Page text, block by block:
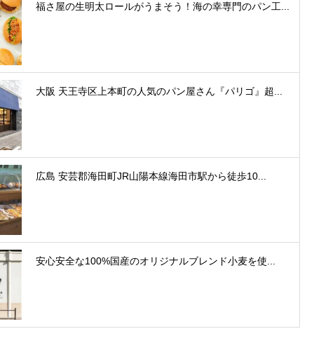
福さ屋の生明太ロールがうまそう！海の幸専門のパン工...
大阪 天王寺区上本町の人気のパン屋さん『パリゴ』超...
広島 安芸郡海田町JR山陽本線海田市駅から徒歩10...
安心安全な100%国産のオリジナルブレンド小麦を使...